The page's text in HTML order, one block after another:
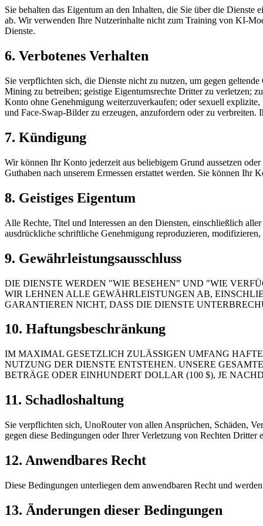
Sie behalten das Eigentum an den Inhalten, die Sie über die
ab. Wir verwenden Ihre Nutzerinhalte nicht zum Training von KI-
Dienste.
6. Verbotenes Verhalten
Sie verpflichten sich, die Dienste nicht zu nutzen, um gegen
Mining zu betreiben; geistige Eigentumsrechte Dritter zu verletzen;
Konto ohne Genehmigung weiterzuverkaufen; oder sexuell
und Face-Swap-Bilder zu erzeugen, anzufordern oder zu
7. Kündigung
Wir können Ihr Konto jederzeit aus beliebigem Grund aussetzen
Guthaben nach unserem Ermessen erstattet werden. Sie können
8. Geistiges Eigentum
Alle Rechte, Titel und Interessen an den Diensten, einschließlich
ausdrückliche schriftliche Genehmigung reproduzieren,
9. Gewährleistungsausschluss
DIE DIENSTE WERDEN "WIE BESEHEN" UND "WIE
WIR LEHNEN ALLE GEWÄHRLEISTUNGEN AB,
GARANTIEREN NICHT, DASS DIE DIENSTE
10. Haftungsbeschränkung
IM MAXIMAL GESETZLICH ZULÄSSIGEN UMFANG
NUTZUNG DER DIENSTE ENTSTEHEN. UNSERE
BETRÄGE ODER EINHUNDERT DOLLAR (100 $), JE
11. Schadloshaltung
Sie verpflichten sich, UnoRouter von allen Ansprüchen, Schäden,
gegen diese Bedingungen oder Ihrer Verletzung von Rechten Dritter
12. Anwendbares Recht
Diese Bedingungen unterliegen dem anwendbaren Recht und
13. Änderungen dieser Bedingungen